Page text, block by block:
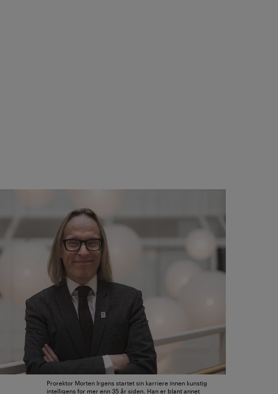
Prorektor Morten Irgens startet sin karriere innen kunstig
intelligens for mer enn 35 år siden. Han er blant annet